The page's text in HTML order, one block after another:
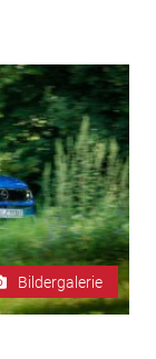
Bildergalerie